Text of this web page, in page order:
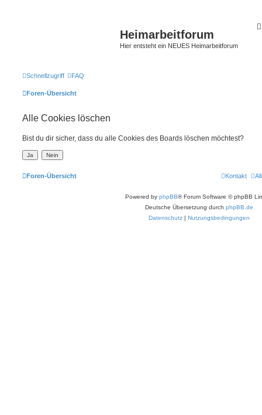
Heimarbeitforum
Hier entsteht ein NEUES Heimarbeitforum
Schnellzugriff FAQ
Foren-Übersicht
Alle Cookies löschen
Bist du dir sicher, dass du alle Cookies des Boards löschen möchtest?
Foren-Übersicht Kontakt
Powered by phpBB® Forum Software © phpBB
Deutsche Übersetzung durch phpBB.de
Datenschutz | Nutzungsbedingungen